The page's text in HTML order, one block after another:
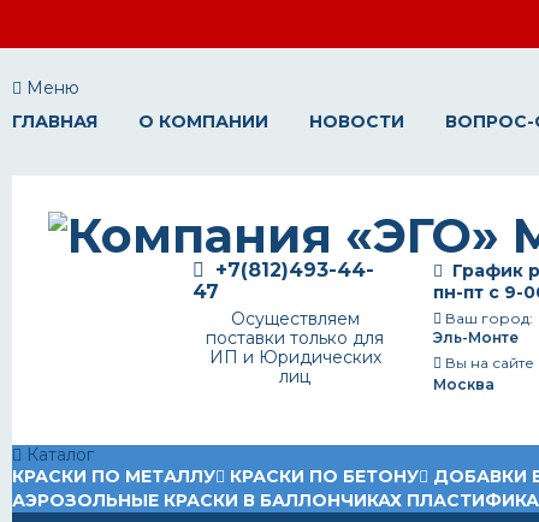
Меню
ГЛАВНАЯ
О КОМПАНИИ НОВОСТИ ВОПРОС-
График
пн-пт с 9-
Ваш город:
Эль-Монте
Вы на
Москва
+7(812)493-44-
47
Осуществляем
поставки только для
ИП и Юридических
лиц
Каталог
КРАСКИ ПО МЕТАЛЛУ
КРАСКИ ПО БЕТОНУ
ДОБАВКИ
АЭРОЗОЛЬНЫЕ КРАСКИ В БАЛЛОНЧИКАХ